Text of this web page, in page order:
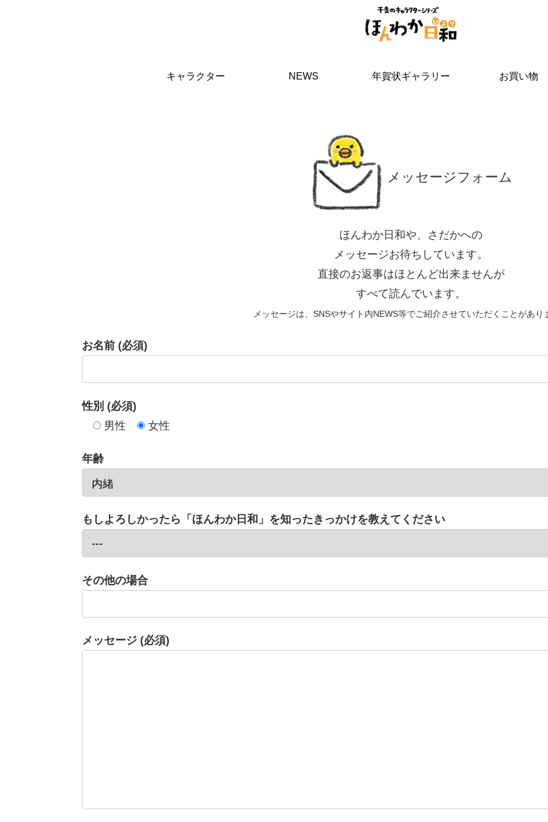
キャラクター NEWS 年賀状ギャラリー お買い物
メッセージフォーム
ほんわか日和や、さだかへの
メッセージお待ちしています。
直接のお返事はほとんど出来ませんが
すべて読んでいます。
メッセージは、SNSやサイト内NEWS等でご紹介させていただくことがあり
お名前 (必須)
性別 (必須)
男性
女性
年齢
もしよろしかったら「ほんわか日和」を知ったきっかけを教えてください
その他の場合
メッセージ (必須)